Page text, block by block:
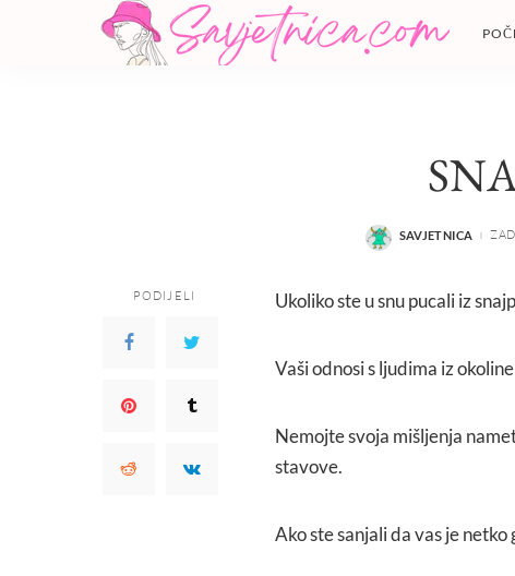
POSTED
SAVJETNICA
PODIJELI Ukoliko ste u snu pucali iz
Vaši odnosi s ljudima iz
Nemojte svoja mišljenja
stavove.
Ako ste sanjali da vas je